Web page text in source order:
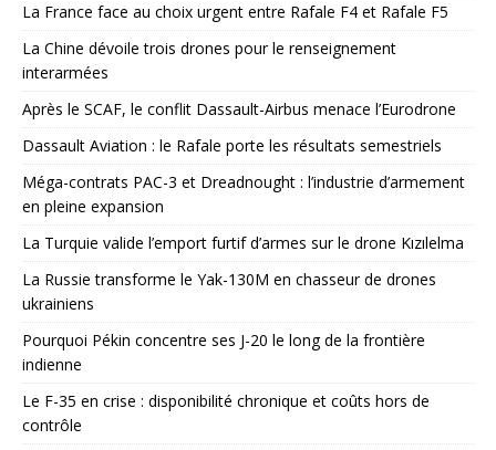
La France face au choix urgent entre Rafale F4 et Rafale F5
La Chine dévoile trois drones pour le renseignement
interarmées
Après le SCAF, le conflit Dassault-Airbus menace l’Eurodrone
Dassault Aviation : le Rafale porte les résultats semestriels
Méga-contrats PAC-3 et Dreadnought : l’industrie d’armement
en pleine expansion
La Turquie valide l’emport furtif d’armes sur le drone Kızılelma
La Russie transforme le Yak-130M en chasseur de drones
ukrainiens
Pourquoi Pékin concentre ses J-20 le long de la frontière
indienne
Le F-35 en crise : disponibilité chronique et coûts hors de
contrôle